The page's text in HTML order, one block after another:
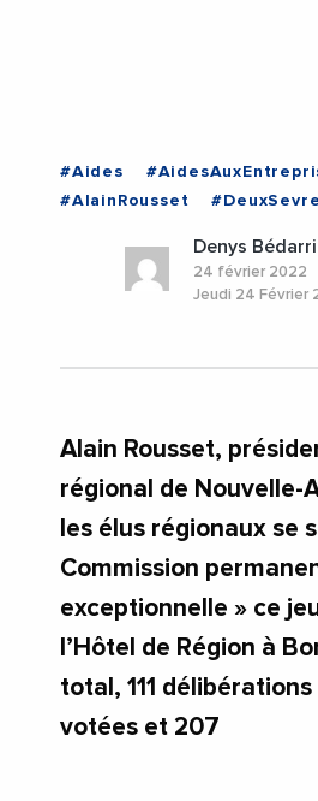
#Aides
#AlainRousset
#NouvelleAquitaine
#RegionNouvelleAquitaine
Denys
24 février 2022
Jeudi 24 Février
Alain Rousset,
régional de Nouvelle-
les élus régionaux se
Commission
exceptionnelle » ce
l’Hôtel de Région à
total, 111
votées et 207